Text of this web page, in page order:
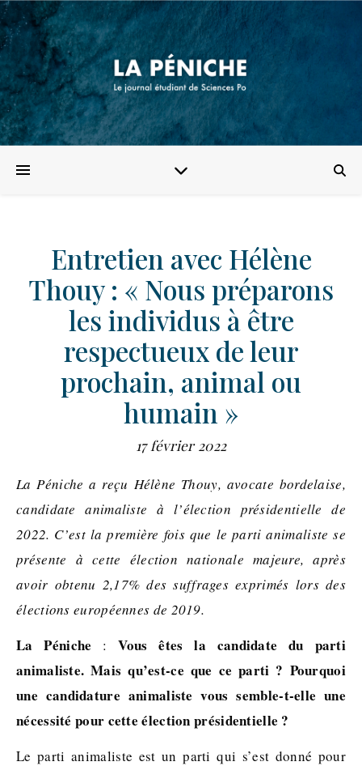
Entretien avec Hélène
Thouy : « Nous préparons
les individus à être
respectueux de leur
prochain, animal ou
humain »
17 février 2022
La Péniche a reçu Hélène Thouy, avocate bordelaise,
candidate animaliste à l’élection présidentielle de
2022. C’est la première fois que le parti animaliste se
présente à cette élection nationale majeure, après
avoir obtenu 2,17% des suffrages exprimés lors des
élections européennes de 2019.
La Péniche :Vous êtes la candidate du parti
animaliste. Mais qu’est-ce que ce parti ? Pourquoi
une candidature animaliste vous semble-t-elle une
nécessité pour cette élection présidentielle ?
Le parti animaliste est un parti qui s’est donné pour